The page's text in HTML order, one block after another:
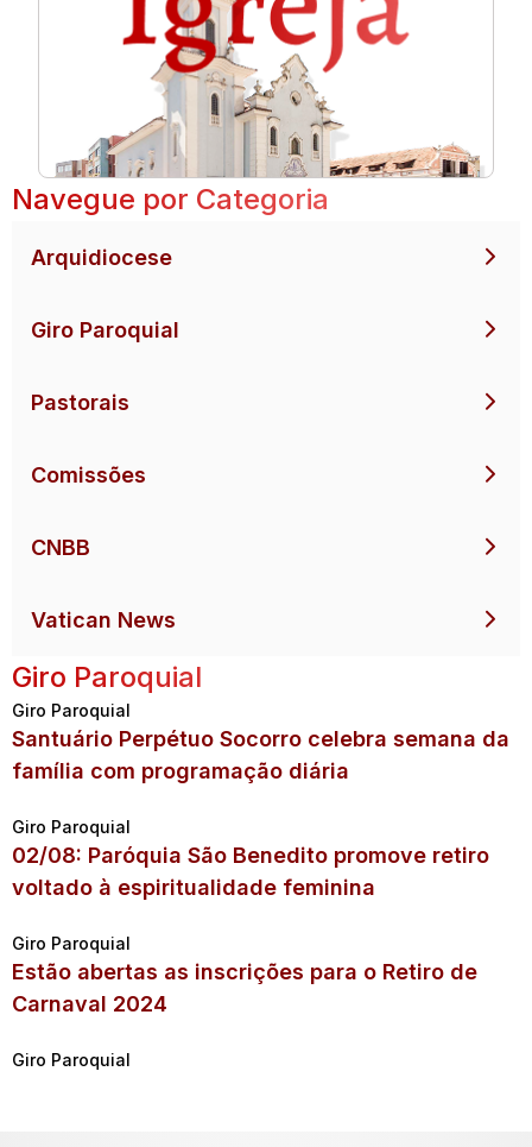
Navegue por Categoria
Arquidiocese
Giro Paroquial
Pastorais
Comissões
CNBB
Vatican News
Giro Paroquial
Giro Paroquial
Santuário Perpétuo Socorro celebra semana da
família com programação diária
Giro Paroquial
02/08: Paróquia São Benedito promove retiro
voltado à espiritualidade feminina
Giro Paroquial
Estão abertas as inscrições para o Retiro de
Carnaval 2024
Giro Paroquial